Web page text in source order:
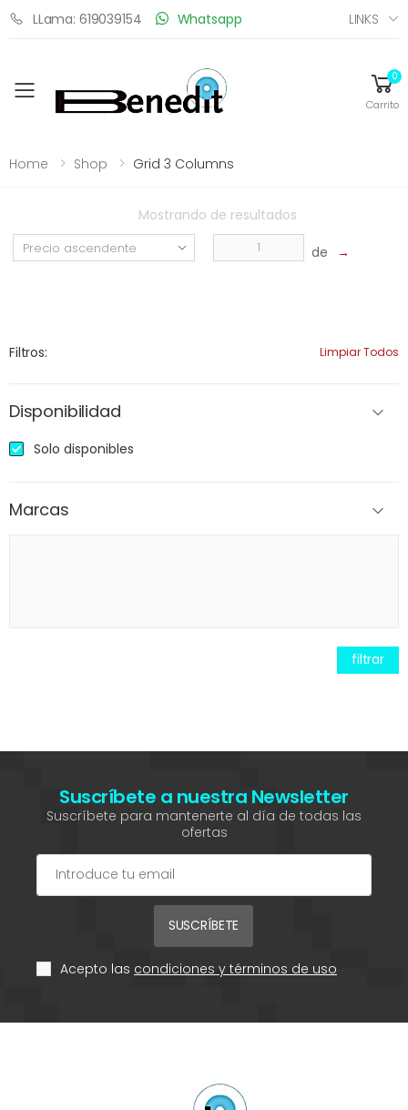
LLama: 619039154 Whatsapp LINKS
Toggle mobile menu
0
Carrito
Home Shop Grid 3 Columns
Mostrando de resultados
de →
Filtros: Limpiar Todos
Disponibilidad
Solo disponibles
Marcas
filtrar
Suscríbete a nuestra Newsletter
Suscríbete para mantenerte al día de todas las
ofertas
SUSCRÍBETE
Acepto las condiciones y términos de uso